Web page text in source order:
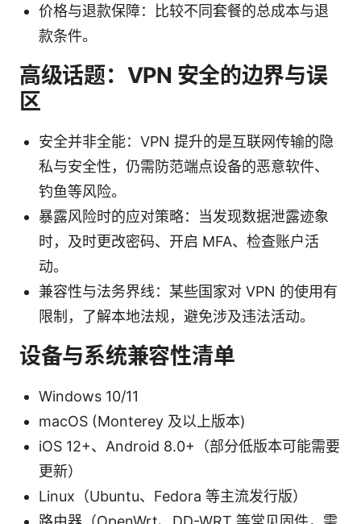
价格与退款保障：比较不同套餐的总成本与退
款条件。
高级话题：VPN 安全的边界与误
区
安全并非全能：VPN 提升的是互联网传输的隐
私与安全性，仍需防范端点设备的恶意软件、
钓鱼等风险。
暴露风险时的应对策略：当发现数据泄露迹象
时，及时更改密码、开启 MFA、检查账户活
动。
兼容性与法务界线：某些国家对 VPN 的使用有
限制，了解本地法规，避免涉及违法活动。
设备与系统兼容性清单
Windows 10/11
macOS (Monterey 及以上版本)
iOS 12+、Android 8.0+（部分低版本可能需要
更新）
Linux（Ubuntu、Fedora 等主流发行版）